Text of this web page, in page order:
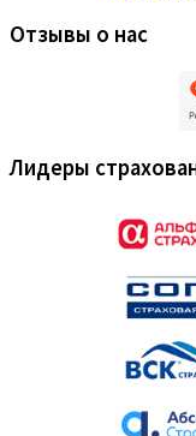
Отзывы о нас
Лидеры